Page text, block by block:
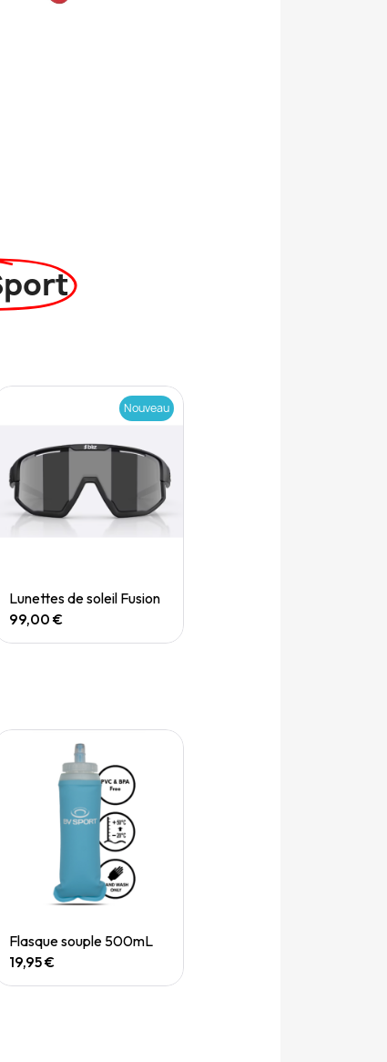
Quick View
Nouveau
Lunettes de soleil Fusion
99,00 €
Quick View
Flasque souple 500mL
19,95 €